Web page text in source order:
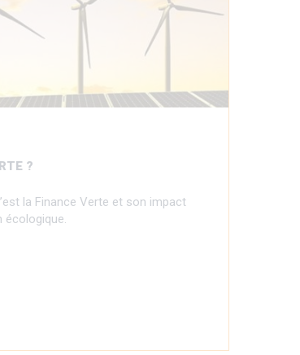
?
la Finance Verte et son impact